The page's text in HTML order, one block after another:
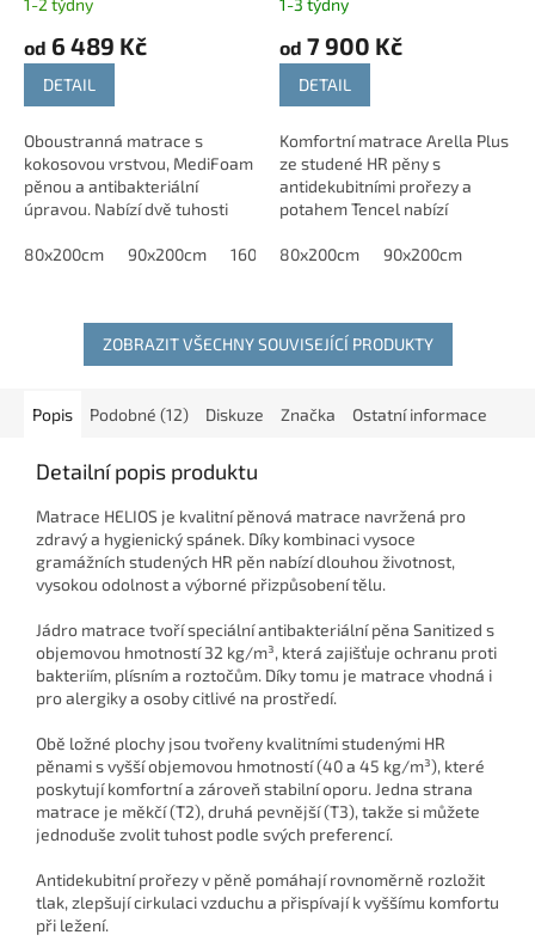
od 6 489 Kč
DETAIL
Oboustranná matrace s
kokosovou vrstvou, MediFoam
pěnou a antibakteriální
úpravou. Nabízí dvě tuhosti
spánek. Tato ortopedická
80x200cm 90x200cm 160x200cm 180x200cm
od 7 900 Kč
DETAIL
Komfortní matrace Arella Plus
ze studené HR pěny s
antidekubitními prořezy a
potahem Tencel nabízí
prodyšnost a zdravý spánek.
80x200cm 90x200cm
ZOBRAZIT VŠECHNY SOUVISEJÍCÍ PRODUKTY
Popis Podobné (12) Diskuze Značka Ostatní informace
Detailní popis produktu
Matrace HELIOS je kvalitní pěnová matrace navržená pro
zdravý a hygienický spánek. Díky kombinaci vysoce
gramážních studených HR pěn nabízí dlouhou životnost,
vysokou odolnost a výborné přizpůsobení tělu.
Jádro matrace tvoří speciální antibakteriální pěna Sanitized s
objemovou hmotností 32 kg/m³, která zajišťuje ochranu proti
bakteriím, plísním a roztočům. Díky tomu je matrace vhodná i
pro alergiky a osoby citlivé na prostředí.
Obě ložné plochy jsou tvořeny kvalitními studenými HR
pěnami s vyšší objemovou hmotností (40 a 45 kg/m³), které
poskytují komfortní a zároveň stabilní oporu. Jedna strana
matrace je měkčí (T2), druhá pevnější (T3), takže si můžete
jednoduše zvolit tuhost podle svých preferencí.
Antidekubitní prořezy v pěně pomáhají rovnoměrně rozložit
tlak, zlepšují cirkulaci vzduchu a přispívají k vyššímu komfortu
při ležení.